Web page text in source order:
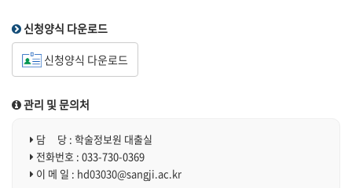
신청양식 다운로드
신청양식 다운로드
관리 및 문의처
담 당 : 학술정보원 대출실
전화번호 : 033-730-0369
이 메 일 : hd03030@sangji.ac.kr